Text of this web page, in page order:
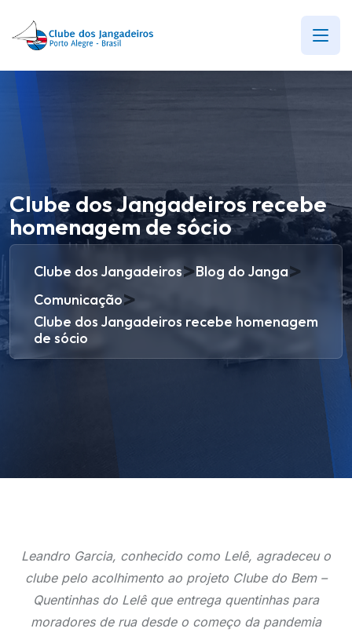
Clube dos Jangadeiros recebe
homenagem de sócio
Clube dos Jangadeiros>Blog do Janga>
Comunicação>
Clube dos Jangadeiros recebe homenagem
de sócio
Leandro Garcia, conhecido como Lelê, agradeceu o
clube pelo acolhimento ao projeto Clube do Bem –
Quentinhas do Lelê que entrega quentinhas para
moradores de rua desde o começo da pandemia